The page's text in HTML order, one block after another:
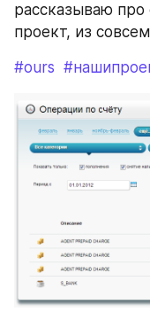
рассказываю
проект, из
#ours